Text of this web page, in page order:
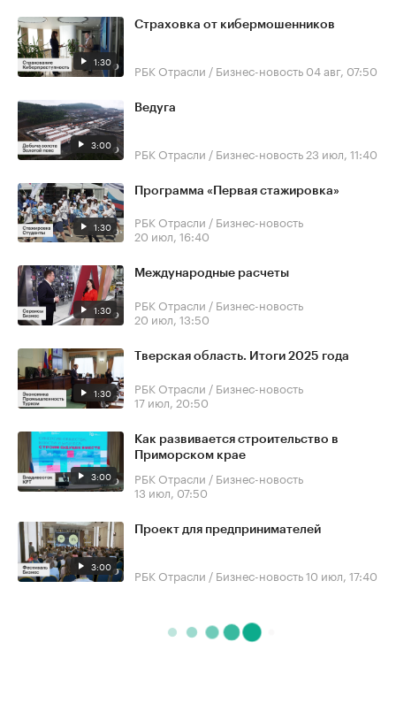
1:30
Страховка от кибермошенников
РБК Отрасли / Бизнес-новость 04 авг, 07:50
3:00
Ведуга
РБК Отрасли / Бизнес-новость 23 июл, 11:40
1:30
Программа «Первая стажировка»
РБК Отрасли / Бизнес-новость
20 июл, 16:40
1:30
Международные расчеты
РБК Отрасли / Бизнес-новость
20 июл, 13:50
1:30
Тверская область. Итоги 2025 года
РБК Отрасли / Бизнес-новость
17 июл, 20:50
3:00
Как развивается строительство в
Приморском крае
РБК Отрасли / Бизнес-новость
13 июл, 07:50
3:00
Проект для предпринимателей
РБК Отрасли / Бизнес-новость10 июл, 17:40